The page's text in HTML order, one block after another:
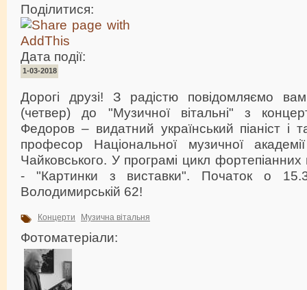
Поділитися:
Дата події:
1-03-2018
Дорогі друзі! З радістю повідомляємо
(четвер) до "Музичної вітальні" з
Федоров – видатний український піаніст і
професор Національної музичної
Чайковського. У програмі цикл
- "Картинки з виставки". Початок о
Володимирській 62!
Концерти Музична вітальня
Фотоматеріали: